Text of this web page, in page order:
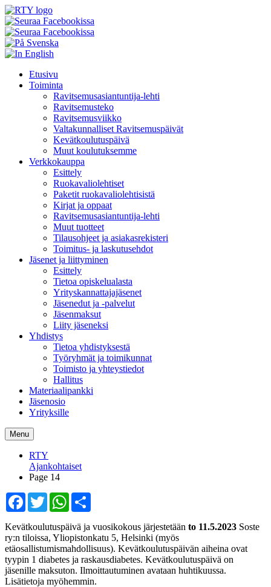
Skip
Etusivu
Toiminta
Ravitsemusasiantuntija-lehti
Ravitsemusteko
Ravitsemusviikko
Valtakunnalliset Ravitsemuspäivät
Kevätkoulutuspäivä
Muut koulutuksemme
Verkkokauppa
Esittely
Ruokavaliolehtiset
Paketit ruokavaliolehtisistä
Kirjat ja oppaat
Ravitsemusasiantuntija-lehti
Muut tuotteet
Tilausohjeet ja asiakasrekisteri
Toimitus- ja laskutusehdot
Jäsenet ja liittyminen
Esittely
Tietoa opiskelualasta
Yrityskannattajajäsenet
Jäsenedut ja -palvelut
Jäsenmaksut
Liity jäseneksi
Yhdistys
Tietoa yhdistyksestä
Työryhmät ja toimikunnat
Toimisto ja yhteystiedot
Hallitus
Materiaalipankki
Jäsenosio
Yrityksille
Menu
RTY
Ajankohtaiset
Page 14
Facebook
TwitterWhatsApp
Kevätkoulutuspäivä ja vuosikokous järjestetään to 11.5.2023 Soste
ry:n tiloissa, Yliopistonkatu 5, Helsinki (myös
etäosallistumismahdollisuus). Kevätkoulutuspäivän aiheina ovat
tyypin 1 diabetes ja raskausdiabetes. Kevätkoulutuspäivä on
jäsenille maksuton. Ilmoittautuminen avataan huhtikuussa.
Lisätietoja myöhemmin.